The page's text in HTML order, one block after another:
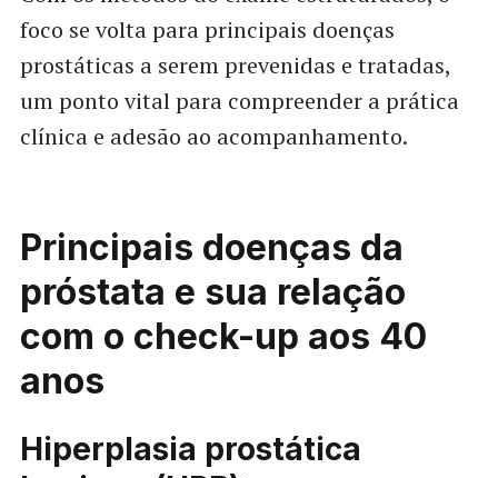
foco se volta para principais doenças
prostáticas a serem prevenidas e tratadas,
um ponto vital para compreender a prática
clínica e adesão ao acompanhamento.
Principais doenças da
próstata e sua relação
com o check-up aos 40
anos
Hiperplasia prostática